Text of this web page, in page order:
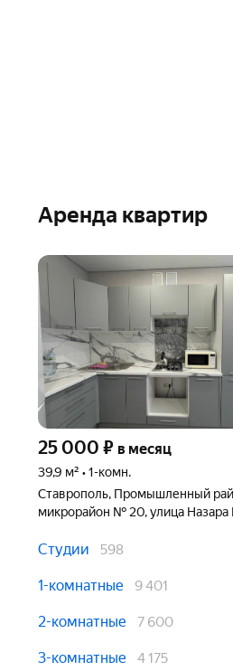
Аренда квартир
25 000 ₽ в месяц
39,9 м² • 1-комн.
Ставрополь, Промышленный
микрорайон № 20, улица Назара
Студии 598
1-комнатные 9 401
2-комнатные 7 600
3-комнатные 4 175